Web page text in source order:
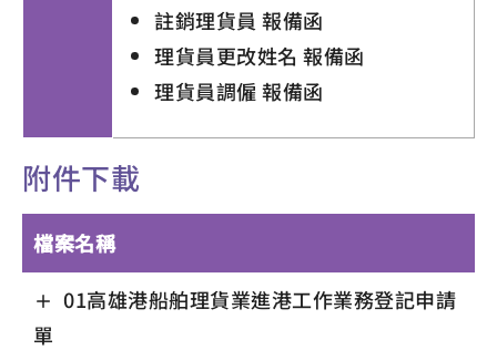
註銷理貨員 報備函
理貨員更改姓名 報備函
理貨員調僱 報備函
附件下載
檔案名稱
01高雄港船舶理貨業進港工作業務登記申請
單